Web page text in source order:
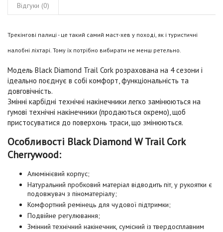
Відгуки (0)
Трекінгові палиці - це такий самий маст-хев у поході, як і туристичні
налобні ліхтарі. Тому їх потрібно вибирати не менш ретельно.
Модель Black Diamond Trail Cork розрахована на 4 сезони і
ідеально поєднує в собі комфорт, функціональність та
довговічність.
Змінні карбідні технічні накінечники легко замінюються на
гумові технічні накінечники (продаються окремо), щоб
пристосуватися до поверхонь траси, що змінюються.
Особливості Black Diamond W Trail Cork
Cherrywood:
Алюмінієвий корпус;
Натуральний пробковий матеріал відводить піт, у рукоятки є
подовжувач з піноматеріалу;
Комфортний ремінець для чудової підтримки;
Подвійне регулювання;
Змінний технічний накінечник, сумісний із твердосплавним